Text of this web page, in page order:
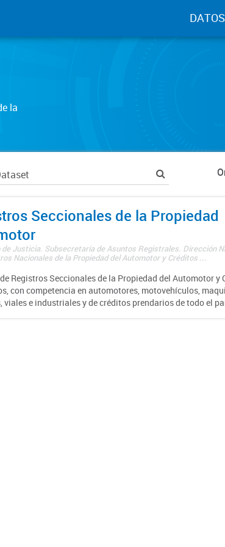
DATOS
la
Seccionales de la Propiedad
Justicia. Subsecretaría de Asuntos Registrales. Dirección
Nacionales de la Propiedad del Automotor y Créditos ...
Registros Seccionales de la Propiedad del Automotor y
con competencia en automotores, motovehículos,
viales e industriales y de créditos prendarios de todo el